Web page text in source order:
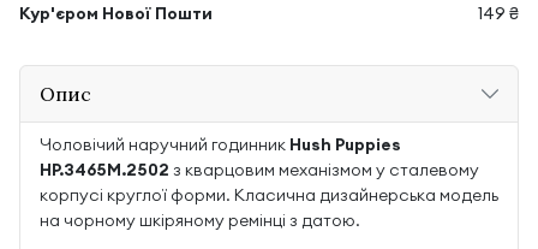
Кур'єром Нової Пошти
149 ₴
Опис
Чоловічий наручний годинник Hush Puppies
HP.3465M.2502 з кварцовим механізмом у сталевому
корпусі круглої форми. Класична дизайнерська модель
на чорному шкіряному ремінці з датою.